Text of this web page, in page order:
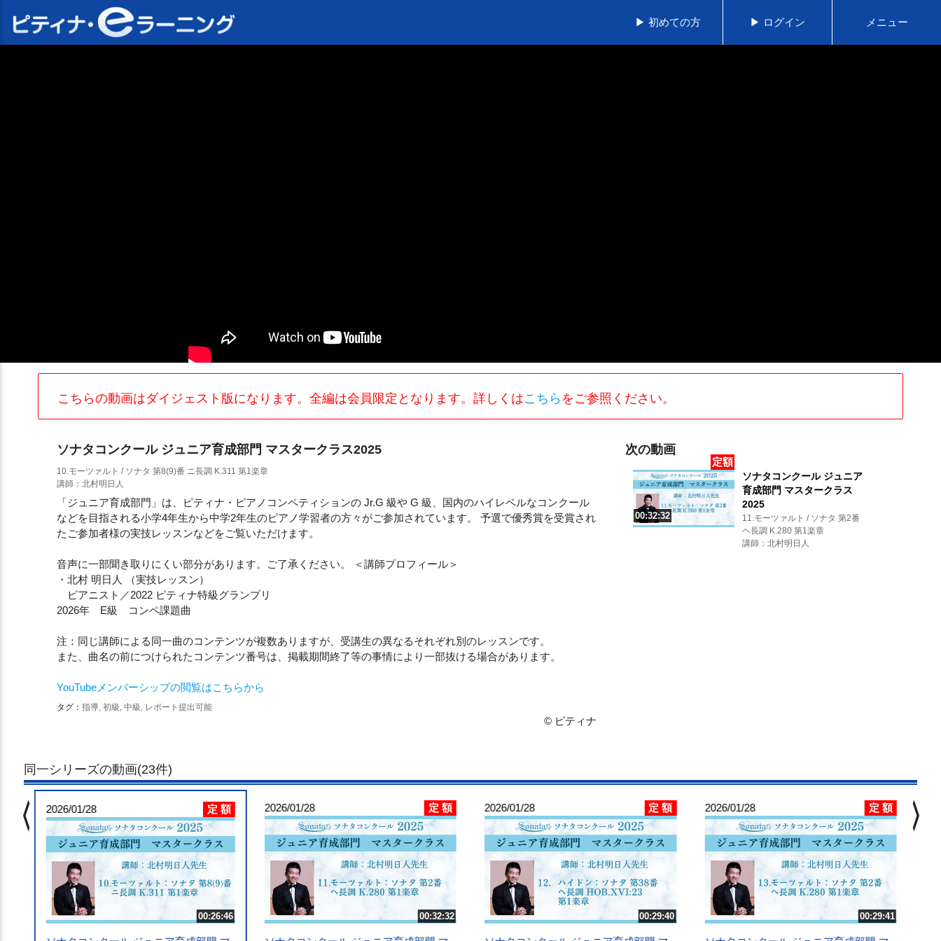
▶ 初めての方 ▶ ログイン メニュー
こちらの動画はダイジェスト版になります。全編は会員限定となります。詳しくはこちら をご参照ください。
ソナタコンクール ジュニア育成部門 マスタークラス2025
10.モーツァルト / ソナタ 第8(9)番 ニ長調 K.311 第1楽章
講師：北村明日人
「ジュニア育成部門」は、ピティナ・ピアノコンペティションの Jr.G 級や G 級、国内のハイレベルなコンクール
などを目指される小学4年生から中学2年生のピアノ学習者の方々がご参加されています。 予選で優秀賞を受賞され
たご参加者様の実技レッスンなどをご覧いただけます。
音声に一部聞き取りにくい部分があります。ご了承ください。 ＜講師プロフィール＞
・北村 明日人 （実技レッスン）
ピアニスト／2022 ピティナ特級グランプリ
2026年 E級 コンペ課題曲
注：同じ講師による同一曲のコンテンツが複数ありますが、受講生の異なるそれぞれ別のレッスンです。
また、曲名の前につけられたコンテンツ番号は、掲載期間終了等の事情により一部抜ける場合があります。
YouTubeメンバーシップの閲覧はこちらから
タグ： 指導, 初級, 中級, レポート提出可能
© ピティナ
次の動画
定額
00:32:32
ソナタコンクール ジュニア
育成部門 マスタークラス
2025
11.モーツァルト / ソナタ 第2番
ヘ長調 K.280 第1楽章
講師：北村明日人
同一シリーズの動画(23件)
2026/01/28 定 額
00:26:46
2026/01/28 定 額
00:32:32
2026/01/28 定 額
00:29:40
2026/01/28 定 額
00:29:41
chevron_left chevron_right